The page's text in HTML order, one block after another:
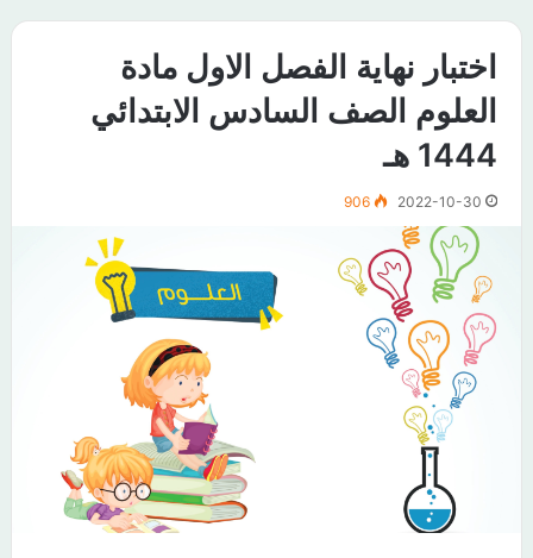
اختبار نهاية الفصل الاول مادة
العلوم الصف السادس الابتدائي
1444 هـ
2022-10-30
906